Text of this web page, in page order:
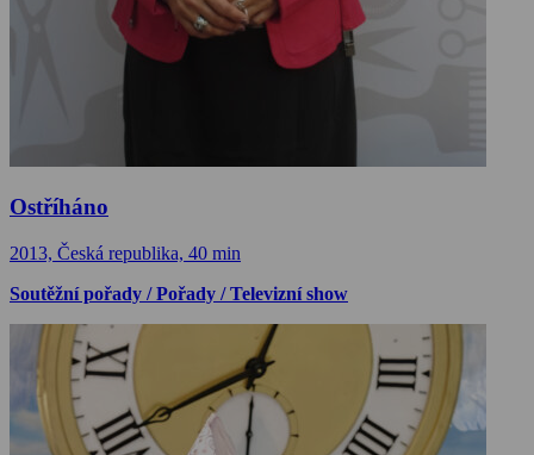
Ostříháno
2013, Česká republika, 40 min
Soutěžní pořady / Pořady / Televizní show